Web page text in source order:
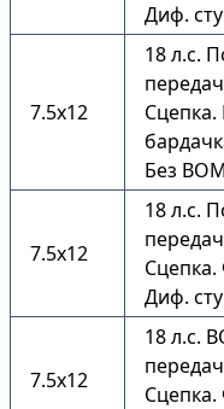
Диф.
7.5х12
18 л.с.
Сцепка.
Без ВОМ
7.5х12
18 л.с.
Диф.
7.5х12
18 л.с.